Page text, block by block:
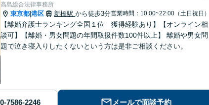
高島総合法律事務所
東京都 港区 新橋駅 から徒歩3分営業時間：10:00~22:00（土日祝日）
【離婚弁護士ランキング全国１位 獲得経験あり】【オンライン相
談可】【離婚・男女問題の年間取扱件数100件以上】 離婚や男女問
題で泣き寝入りしたくないという方は是非ご相談ください。
メールで面談予約